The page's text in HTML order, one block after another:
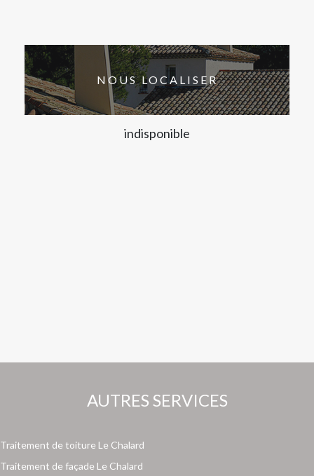
NOUS LOCALISER
indisponible
AUTRES SERVICES
Traitement de toiture Le Chalard
Traitement de façade Le Chalard